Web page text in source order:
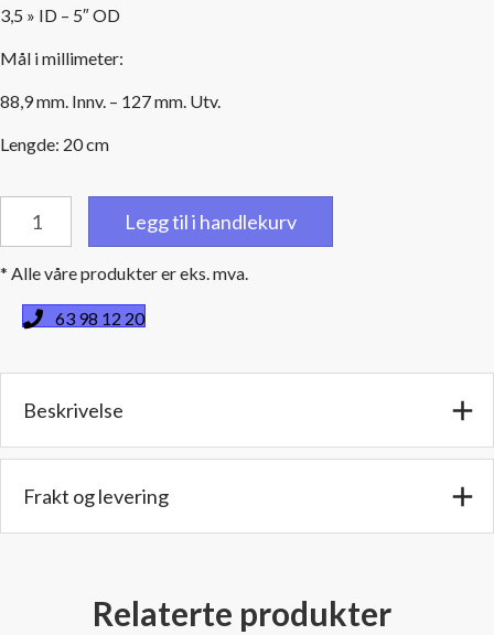
3,5 » ID – 5″ OD
Mål i millimeter:
88,9 mm. Innv. – 127 mm. Utv.
Lengde: 20 cm
mm)
Innv.
mm)
diam.
Lengde:
cm
Legg til i handlekurv
* Alle våre produkter er eks. mva.
63 98 12 20
Beskrivelse
Frakt og levering
Relaterte produkter